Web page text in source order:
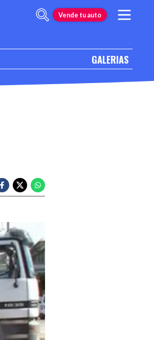
Vende tu auto
GALERIAS